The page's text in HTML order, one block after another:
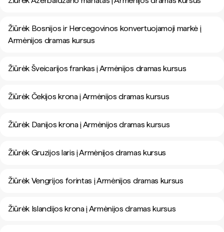
Žiūrėk Bosnijos ir Hercegovinos konvertuojamoji markė į
Armėnijos dramas kursus
Žiūrėk Šveicarijos frankas į Armėnijos dramas kursus
Žiūrėk Čekijos krona į Armėnijos dramas kursus
Žiūrėk Danijos krona į Armėnijos dramas kursus
Žiūrėk Gruzijos laris į Armėnijos dramas kursus
Žiūrėk Vengrijos forintas į Armėnijos dramas kursus
Žiūrėk Islandijos krona į Armėnijos dramas kursus